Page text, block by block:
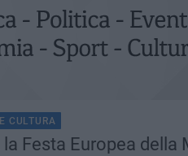
CULTURA
la Festa Europea della